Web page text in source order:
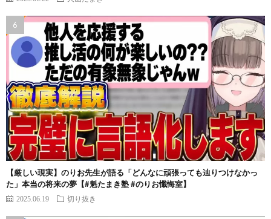
【厳しい現実】のりお先生が語る「どんなに頑張っても辿りつけなかっ
た」本当の将来の夢【#魁たまき塾 #のりお懺悔室】
2025.06.19 切り抜き